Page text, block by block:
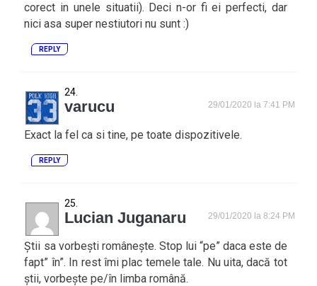
corect in unele situatii). Deci n-or fi ei perfecti, dar
nici asa super nestiutori nu sunt :)
REPLY
varucu 29/01/2020 la 7:41 PM
Exact la fel ca si tine, pe toate dispozitivele.
REPLY
Lucian Juganaru 29/01/2020 la 8:24 PM
Știi sa vorbești românește. Stop lui “pe” daca este de
fapt” în”. In rest îmi plac temele tale. Nu uita, dacă tot
știi, vorbește pe/în limba română.